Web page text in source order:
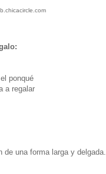
ponqué
a regalar
de una forma larga y delgada.